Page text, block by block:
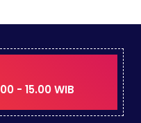
- 15.00 WIB